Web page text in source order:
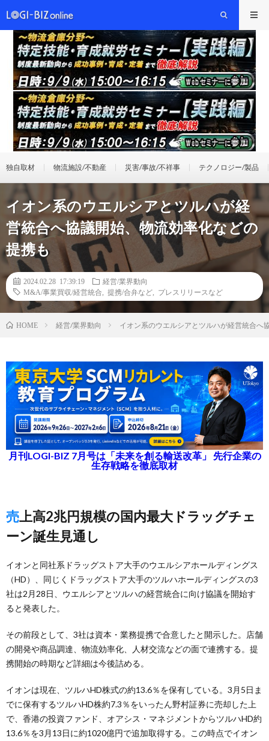
独自取材 物流施設/不動産 災害/事故/不祥事 テクノロジー/製品
イオン系のウエルシアとツルハが経
営統合へ協議開始、物流効率化などの
提携も
2024.02.28 17:39:19
経営/業界動向
M&A/事業買収/経営統合
提携/合弁など プレスリリースなど
HOME 経営/業界動向 イオン系のウエルシアとツルハが経営統合へ
月刊LOGI-BIZ 7月号は「未来を創る輸送改革」 先行企業の
生存戦略を徹底取材
売上高2兆円規模の国内最大ドラッグチェ
ーン誕生見通し
イオンと同社系ドラッグストア大手のウエルシアホールディングス
（HD）、同じくドラッグストア大手のツルハホールディングスの3
社は2月28日、ウエルシアとツルハの経営統合に向け協議を開始す
ると発表した。
その前段として、3社は資本・業務提携で合意したと開示した。店舗
の開発や商品調達、物流効率化、人材交流などの面で連携する。提
携開始の時期など詳細は今後詰める。
イオンは現在、ツルハHD株式の約13.6％を保有している。3月5日ま
でに保有するツルハHD株約7.3％をいったん野村証券に売却した上
で、香港の投資ファンド、オアシス・マネジメントからツルハHD約
13.6％を3月13日に約1020億円で追加取得する。この時点でイオン